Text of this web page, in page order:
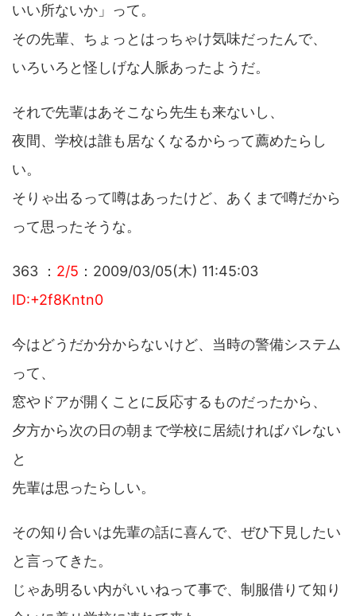
いい所ないか」って。
その先輩、ちょっとはっちゃけ気味だったんで、
いろいろと怪しげな人脈あったようだ。
それで先輩はあそこなら先生も来ないし、
夜間、学校は誰も居なくなるからって薦めたらし
い。
そりゃ出るって噂はあったけど、あくまで噂だから
って思ったそうな。
363 ： 2/5 ：2009/03/05(木) 11:45:03
ID:+2f8Kntn0
今はどうだか分からないけど、当時の警備システム
って、
窓やドアが開くことに反応するものだったから、
夕方から次の日の朝まで学校に居続ければバレない
と
先輩は思ったらしい。
その知り合いは先輩の話に喜んで、ぜひ下見したい
と言ってきた。
じゃあ明るい内がいいねって事で、制服借りて知り